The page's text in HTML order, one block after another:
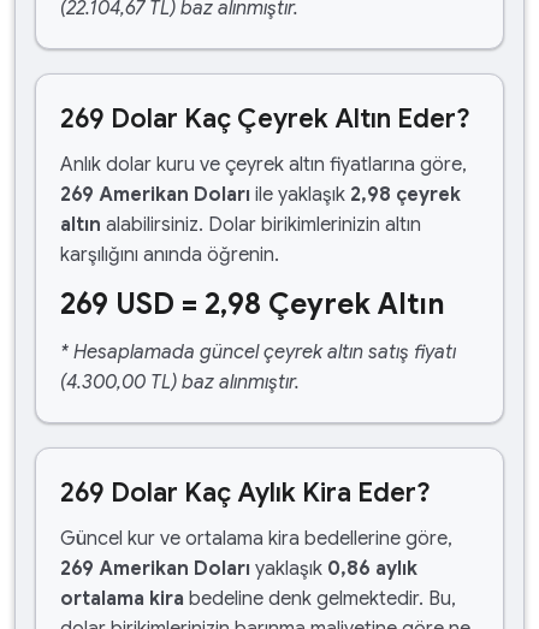
(22.104,67 TL) baz alınmıştır.
269 Dolar Kaç Çeyrek Altın Eder?
Anlık dolar kuru ve çeyrek altın fiyatlarına göre,
269 Amerikan Doları ile yaklaşık 2,98 çeyrek
altın alabilirsiniz. Dolar birikimlerinizin altın
karşılığını anında öğrenin.
269 USD = 2,98 Çeyrek Altın
* Hesaplamada güncel çeyrek altın satış fiyatı
(4.300,00 TL) baz alınmıştır.
269 Dolar Kaç Aylık Kira Eder?
Güncel kur ve ortalama kira bedellerine göre,
269 Amerikan Doları yaklaşık 0,86 aylık
ortalama kira bedeline denk gelmektedir. Bu,